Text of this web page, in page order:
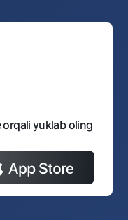
rozilik berish
muhokama qilish
Faoliyat Milliy
orqali yuklab oling